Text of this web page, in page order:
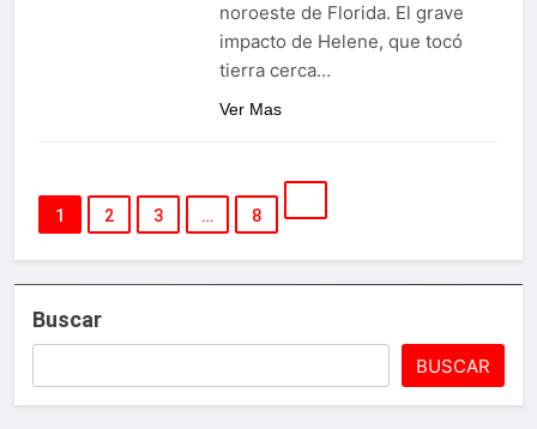
noroeste de Florida. El grave
impacto de Helene, que tocó
tierra cerca…
Ver Mas
1 2 3 … 8
Buscar
BUSCAR